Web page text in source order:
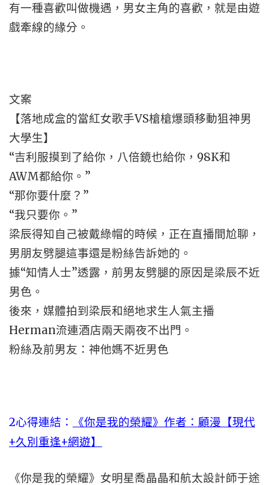
有一種喜歡叫做機遇，男女主角的喜歡，就是由遊
戲牽線的緣分。
文案
【落地成盒的當紅女歌手VS槍槍爆頭移動狙神男
大學生】
“吉利服摸到了給你，八倍鏡也給你，98K和
AWM都給你。”
“那你要什麼？”
“我只要你。”
梁辰得知自己被戴綠帽的時候，正在直播間尬聊，
男朋友劈腿這事還是粉絲告訴她的。
據“知情人士”透露，前男友劈腿的原因是梁辰不近
男色。
後來，媒體拍到梁辰和絕地求生人氣主播
Herman流連酒店兩天兩夜不出門。
粉絲及前男友：神他媽不近男色
2心得連結：
《你是我的榮耀》作者：顧漫【現代
+久別重逢+網遊】
《你是我的榮耀》女明星喬晶晶和航太設計師于途